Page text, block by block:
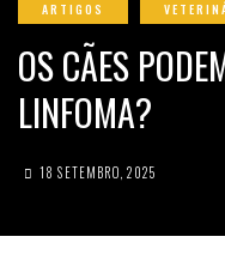
ARTIGOS
OS CÃES
LINFOMA?
18 SETEMBRO, 2025